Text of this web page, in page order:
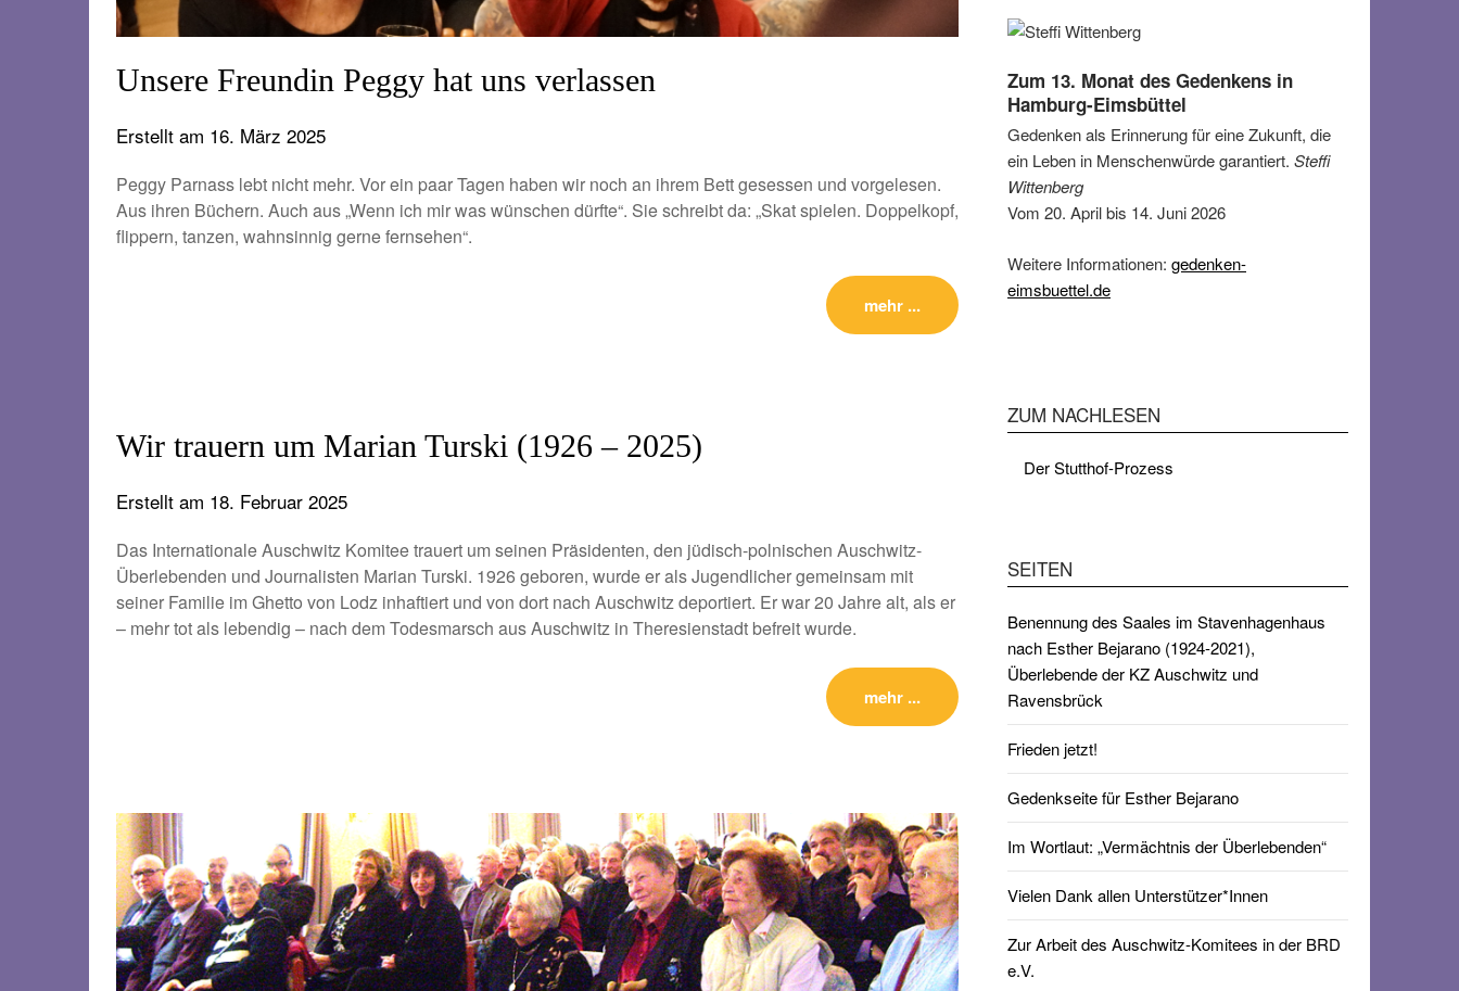
Unsere Freundin Peggy hat uns verlassen
Erstellt am 16. März 2025
Peggy Parnass lebt nicht mehr. Vor ein paar Tagen haben wir noch an ihrem Bett gesessen und vorgelesen.
Aus ihren Büchern. Auch aus „Wenn ich mir was wünschen dürfte“. Sie schreibt da: „Skat spielen. Doppelkopf,
flippern, tanzen, wahnsinnig gerne fernsehen“.
mehr ...
Wir trauern um Marian Turski (1926 – 2025)
Erstellt am 18. Februar 2025
Das Internationale Auschwitz Komitee trauert um seinen Präsidenten, den jüdisch-polnischen Auschwitz-
Überlebenden und Journalisten Marian Turski. 1926 geboren, wurde er als Jugendlicher gemeinsam mit
seiner Familie im Ghetto von Lodz inhaftiert und von dort nach Auschwitz deportiert. Er war 20 Jahre alt, als er
– mehr tot als lebendig – nach dem Todesmarsch aus Auschwitz in Theresienstadt befreit wurde.
mehr ...
Zum 13. Monat des Gedenkens in
Hamburg-Eimsbüttel
Gedenken als Erinnerung für eine Zukunft, die
ein Leben in Menschenwürde garantiert. Steffi
Wittenberg
Vom 20. April bis 14. Juni 2026
Weitere Informationen: gedenken-
eimsbuettel.de
ZUM NACHLESEN
Der Stutthof-Prozess
SEITEN
Benennung des Saales im Stavenhagenhaus
nach Esther Bejarano (1924-2021),
Überlebende der KZ Auschwitz und
Ravensbrück
Frieden jetzt!
Gedenkseite für Esther Bejarano
Im Wortlaut: „Vermächtnis der Überlebenden“
Vielen Dank allen Unterstützer*Innen
Zur Arbeit des Auschwitz-Komitees in der BRD
e.V.